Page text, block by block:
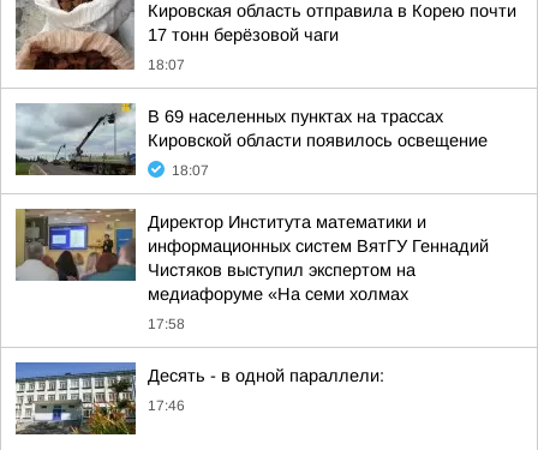
Кировская область отправила в Корею почти
17 тонн берёзовой чаги
18:07
В 69 населенных пунктах на трассах
Кировской области появилось освещение
18:07
Директор Института математики и
информационных систем ВятГУ Геннадий
Чистяков выступил экспертом на
медиафоруме «На семи холмах
17:58
Десять - в одной параллели:
17:46